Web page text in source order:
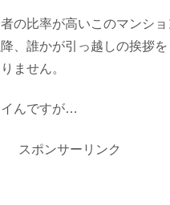
の比率が高いこのマンショ
、誰かが引っ越しの挨拶を
ません。
んですが…
スポンサーリンク